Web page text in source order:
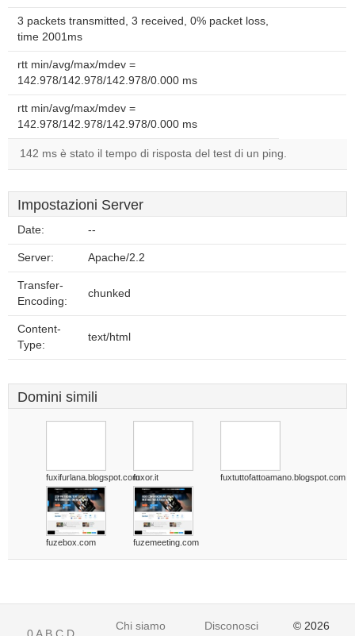
3 packets transmitted, 3 received, 0% packet loss,
time 2001ms
rtt min/avg/max/mdev =
142.978/142.978/142.978/0.000 ms
rtt min/avg/max/mdev =
142.978/142.978/142.978/0.000 ms
142 ms è stato il tempo di risposta del test di un ping.
Impostazioni Server
Date: --
Server: Apache/2.2
Transfer-
Encoding:
chunked
Content-
Type:
text/html
Domini simili
fuxifurlana.blogspot.comfuxor.it fuxtuttofattoamano.blogspot.com
fuzebox.com fuzemeeting.com
Chi siamo Disconoscimento © 2026